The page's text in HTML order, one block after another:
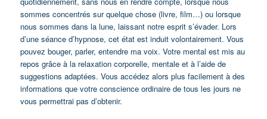
sommes concentrés sur quelque chose (livre, film…) ou lorsque
nous sommes dans la lune, laissant notre esprit s’évader. Lors
d’une séance d’hypnose, cet état est induit volontairement. Vous
pouvez bouger, parler, entendre ma voix. Votre mental est mis au
repos grâce à la relaxation corporelle, mentale et à l’aide de
suggestions adaptées. Vous accédez alors plus facilement à des
informations que votre conscience ordinaire de tous les jours ne
vous permettrai pas d’obtenir.